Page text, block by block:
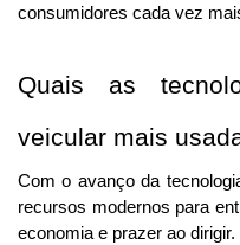
consumidores cada vez
Quais as
veicular mais
Com o avanço da
recursos modernos para
economia e prazer ao dirigir.